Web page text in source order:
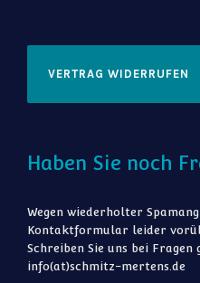
VERTRAG WIDERRUFEN
Haben Sie noch
Wegen wiederholter
Kontaktformular leider
Schreiben Sie uns bei
info(at)schmitz-mertens.de